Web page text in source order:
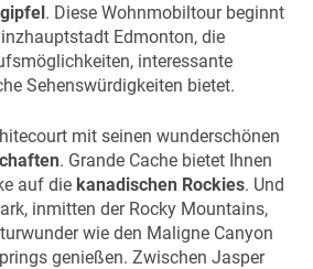
. Diese Wohnmobiltour beginnt
Edmonton, die
interessante
Sehenswürdigkeiten bietet.
mit seinen wunderschönen
. Grande Cache bietet Ihnen
auf die kanadischen Rockies. Und
inmitten der Rocky Mountains,
wie den Maligne Canyon
genießen. Zwischen Jasper